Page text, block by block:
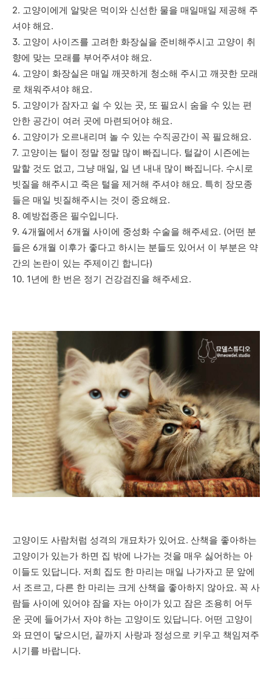
2. 고양이에게 알맞은 먹이와 신선한 물을 매일매일 제공해 주
셔야 해요.
3. 고양이 사이즈를 고려한 화장실을 준비해주시고 고양이 취
향에 맞는 모래를 부어주셔야 해요.
4. 고양이 화장실은 매일 깨끗하게 청소해 주시고 깨끗한 모래
로 채워주셔야 해요.
5. 고양이가 잠자고 쉴 수 있는 곳, 또 필요시 숨을 수 있는 편
안한 공간이 여러 곳에 마련되어야 해요.
6. 고양이가 오르내리며 놀 수 있는 수직공간이 꼭 필요해요.
7. 고양이는 털이 정말 정말 많이 빠집니다. 털갈이 시즌에는
말할 것도 없고, 그냥 매일, 일 년 내내 많이 빠집니다. 수시로
빗질을 해주시고 죽은 털을 제거해 주셔야 해요. 특히 장모종
들은 매일 빗질해주시는 것이 중요해요.
8. 예방접종은 필수입니다.
9. 4개월에서 6개월 사이에 중성화 수술을 해주세요. (어떤 분
들은 6개월 이후가 좋다고 하시는 분들도 있어서 이 부분은 약
간의 논란이 있는 주제이긴 합니다)
10. 1년에 한 번은 정기 건강검진을 해주세요.
고양이도 사람처럼 성격의 개묘차가 있어요. 산책을 좋아하는
고양이가 있는가 하면 집 밖에 나가는 것을 매우 싫어하는 아
이들도 있답니다. 저희 집도 한 마리는 매일 나가자고 문 앞에
서 조르고, 다른 한 마리는 크게 산책을 좋아하지 않아요. 꼭 사
람들 사이에 있어야 잠을 자는 아이가 있고 잠은 조용히 어두
운 곳에 들어가서 자야 하는 고양이도 있답니다. 어떤 고양이
와 묘연이 닿으시던, 끝까지 사랑과 정성으로 키우고 책임져주
시기를 바랍니다.